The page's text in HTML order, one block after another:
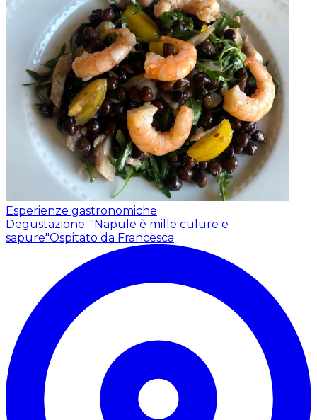
Esperienze gastronomiche
Degustazione: "Napule è mille culure e
sapure"Ospitato da Francesca